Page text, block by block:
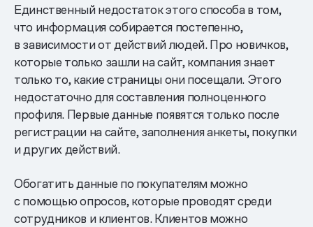
Единственный недостаток этого способа в том,
что информация собирается постепенно,
в зависимости от действий людей. Про новичков,
которые только зашли на сайт, компания знает
только то, какие страницы они посещали. Этого
недостаточно для составления полноценного
профиля. Первые данные появятся только после
регистрации на сайте, заполнения анкеты, покупки
и других действий.
Обогатить данные по покупателям можно
с помощью опросов, которые проводят среди
сотрудников и клиентов. Клиентов можно